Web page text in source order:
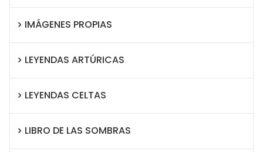
IMÁGENES PROPIAS
LEYENDAS ARTÚRICAS
LEYENDAS CELTAS
LIBRO DE LAS SOMBRAS